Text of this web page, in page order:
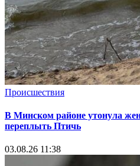
Происшествия
В Минском районе утонула
переплыть Птичь
03.08.26 11:38